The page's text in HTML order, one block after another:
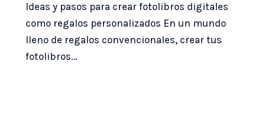
Ideas y pasos para crear fotolibros digitales
como regalos personalizados En un mundo
lleno de regalos convencionales, crear tus
fotolibros…